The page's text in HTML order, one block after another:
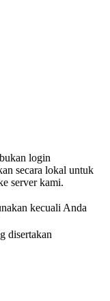
login
secara lokal untuk
server kami.
kecuali Anda
disertakan